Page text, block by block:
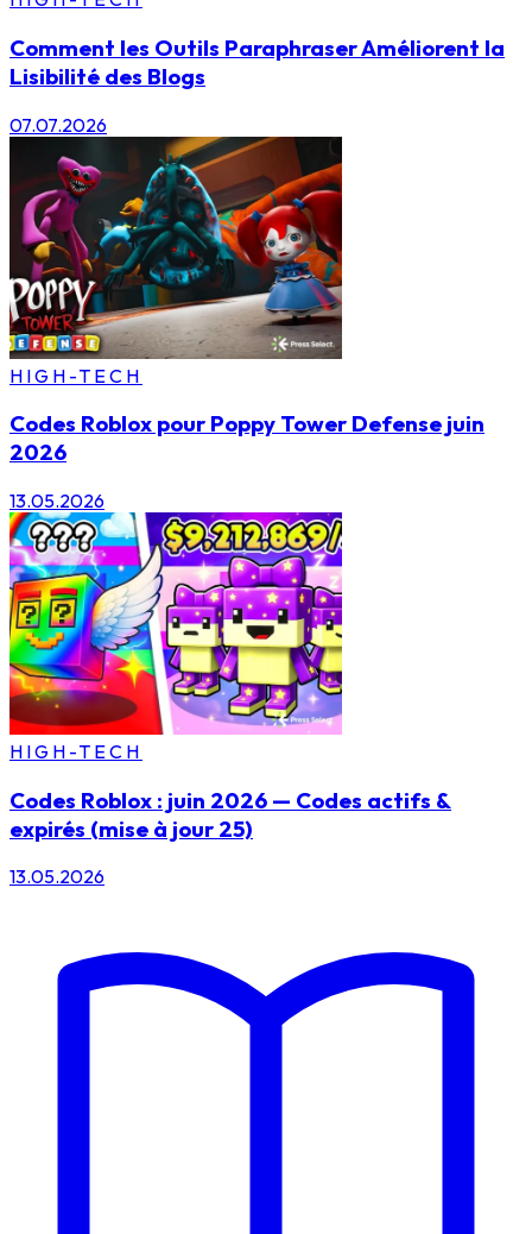
Comment les Outils Paraphraser Améliorent la
Lisibilité des Blogs
07.07.2026
HIGH-TECH
Codes Roblox pour Poppy Tower Defense juin
2026
13.05.2026
HIGH-TECH
Codes Roblox : juin 2026 — Codes actifs &
expirés (mise à jour 25)
13.05.2026